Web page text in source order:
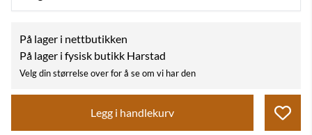
På lager i nettbutikken
På lager i fysisk butikk Harstad
Velg din størrelse over for å se om vi har den
Legg i handlekurv